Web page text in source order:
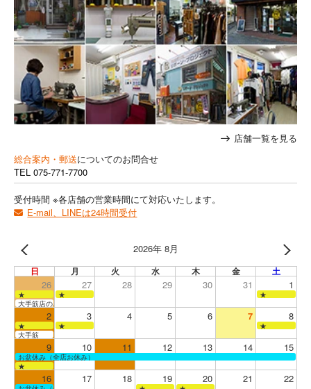
店舗一覧を見る
総合案内・郵送についてのお問合せ
TEL 075-771-7700
受付時間 ※各店舗の営業時間にて対応いたします。
E-mail、LINEは24時間受付
2026年 8月
日 月 火 水 木 金 土
26 27 28 29 30 31 1
★ ★
★
大手筋店のみ営業
2 3 4 5 6 7 8
★ ★
★
大手筋
9 10 11 12 13 14 15
お盆休み（全店お休み）
★
16 17 18 19 20 21 22